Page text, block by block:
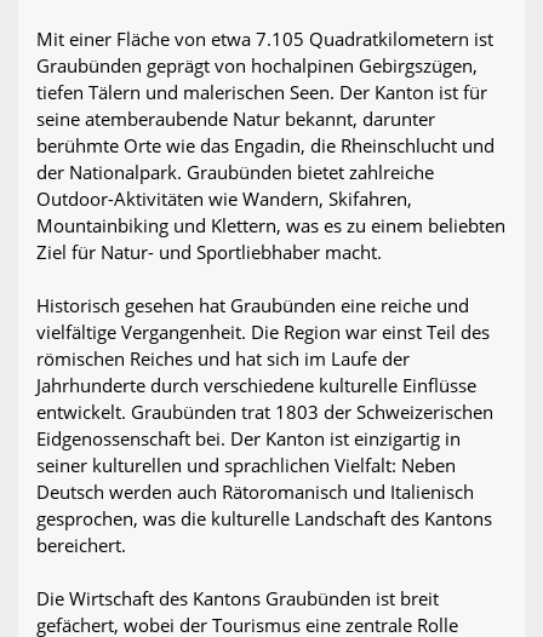
Mit einer Fläche von etwa 7.105 Quadratkilometern ist
Graubünden geprägt von hochalpinen Gebirgszügen,
tiefen Tälern und malerischen Seen. Der Kanton ist für
seine atemberaubende Natur bekannt, darunter
berühmte Orte wie das Engadin, die Rheinschlucht und
der Nationalpark. Graubünden bietet zahlreiche
Outdoor-Aktivitäten wie Wandern, Skifahren,
Mountainbiking und Klettern, was es zu einem beliebten
Ziel für Natur- und Sportliebhaber macht.
Historisch gesehen hat Graubünden eine reiche und
vielfältige Vergangenheit. Die Region war einst Teil des
römischen Reiches und hat sich im Laufe der
Jahrhunderte durch verschiedene kulturelle Einflüsse
entwickelt. Graubünden trat 1803 der Schweizerischen
Eidgenossenschaft bei. Der Kanton ist einzigartig in
seiner kulturellen und sprachlichen Vielfalt: Neben
Deutsch werden auch Rätoromanisch und Italienisch
gesprochen, was die kulturelle Landschaft des Kantons
bereichert.
Die Wirtschaft des Kantons Graubünden ist breit
gefächert, wobei der Tourismus eine zentrale Rolle